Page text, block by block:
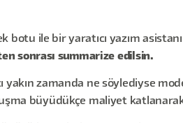
ile bir yaratıcı yazım
sonrası summarize edilsin.
yakın zamanda ne söylediyse
büyüdükçe maliyet